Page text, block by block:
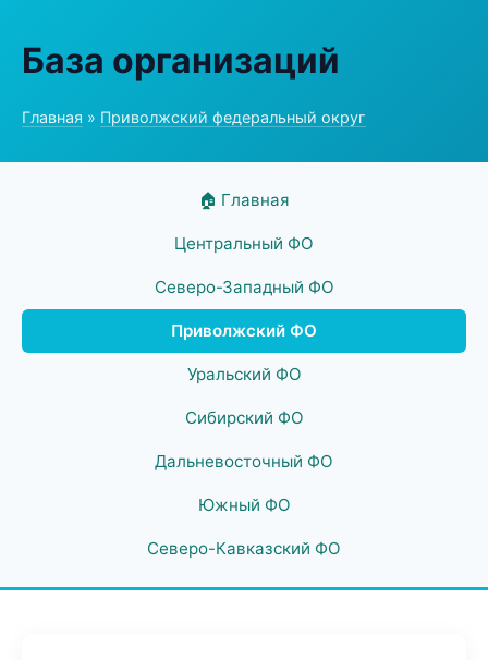
База организаций
Главная » Приволжский федеральный округ
🏠 Главная
Центральный ФО
Северо-Западный ФО
Приволжский ФО
Уральский ФО
Сибирский ФО
Дальневосточный ФО
Южный ФО
Северо-Кавказский ФО